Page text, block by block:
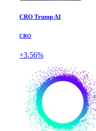
CRO Trump AI
CRO
+3.56%